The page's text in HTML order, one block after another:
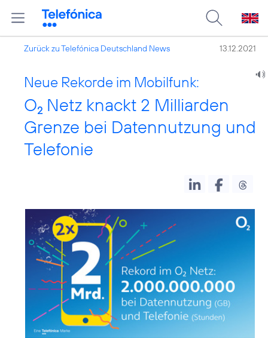
Zurück zu Telefónica Deutschland News 13.12.2021
Neue Rekorde im Mobilfunk:
O2 Netz knackt 2 Milliarden
Grenze bei Datennutzung und
Telefonie